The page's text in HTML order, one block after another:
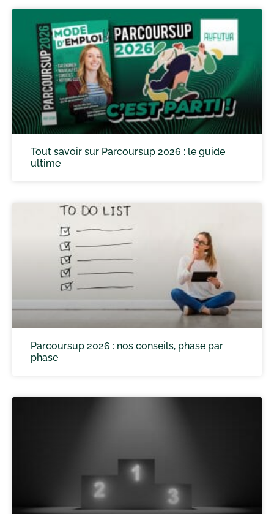
Tout savoir sur Parcoursup 2026 : le guide
ultime
Parcoursup 2026 : nos conseils, phase par
phase